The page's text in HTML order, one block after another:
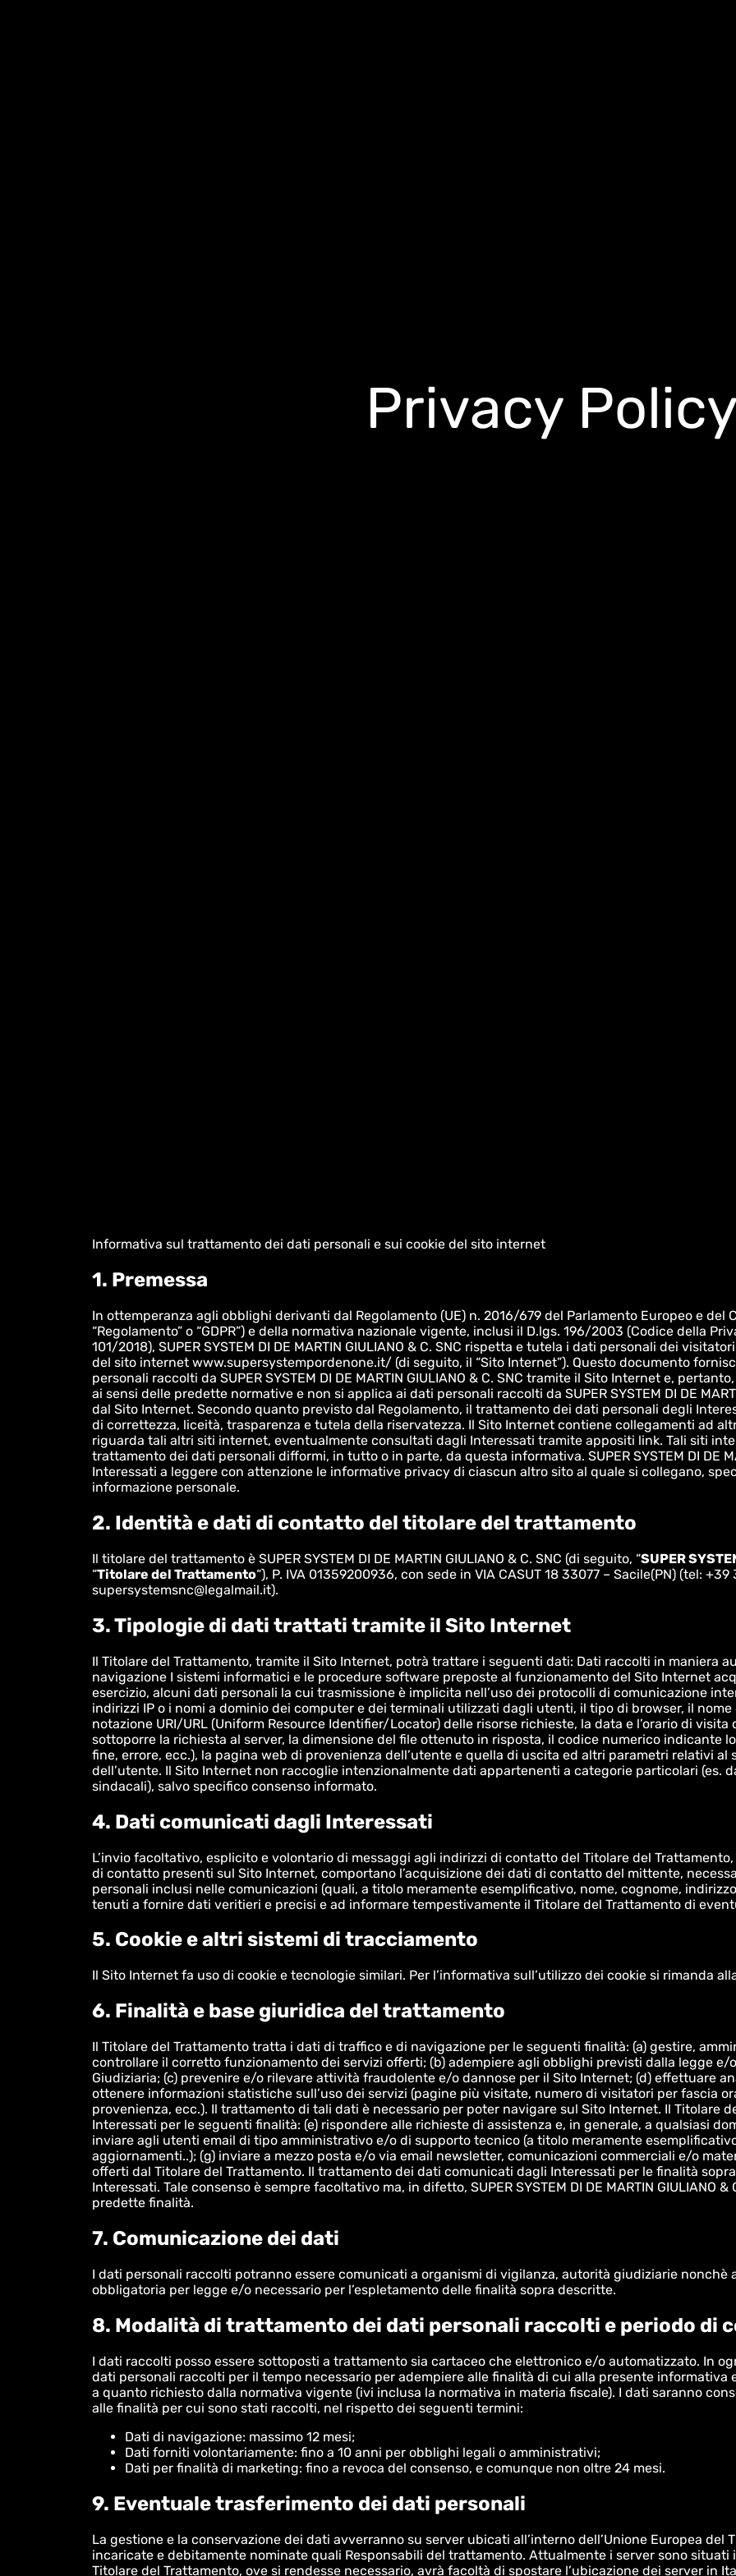
Privacy
Informativa sul trattamento dei dati personali e sui cookie del sito internet
1. Premessa
In ottemperanza agli obblighi derivanti dal Regolamento (UE) n. 2016/679 del Parlamento Europeo e del
“Regolamento” o “GDPR”) e della normativa nazionale vigente, inclusi il D.lgs. 196/2003 (Codice della
101/2018), SUPER SYSTEM DI DE MARTIN GIULIANO & C. SNC rispetta e tutela i dati personali dei
del sito internet www.supersystempordenone.it/ (di seguito, il “Sito Internet”). Questo documento
personali raccolti da SUPER SYSTEM DI DE MARTIN GIULIANO & C. SNC tramite il Sito Internet e,
ai sensi delle predette normative e non si applica ai dati personali raccolti da SUPER SYSTEM DI DE
dal Sito Internet. Secondo quanto previsto dal Regolamento, il trattamento dei dati personali degli
di correttezza, liceità, trasparenza e tutela della riservatezza. Il Sito Internet contiene collegamenti ad
riguarda tali altri siti internet, eventualmente consultati dagli Interessati tramite appositi link. Tali siti
trattamento dei dati personali difformi, in tutto o in parte, da questa informativa. SUPER SYSTEM DI DE
Interessati a leggere con attenzione le informative privacy di ciascun altro sito al quale si collegano,
informazione personale.
2. Identità e dati di contatto del titolare del trattamento
Il titolare del trattamento è SUPER SYSTEM DI DE MARTIN GIULIANO & C. SNC (di seguito, “SUPER
“Titolare del Trattamento“), P. IVA 01359200936, con sede in VIA CASUT 18 33077 – Sacile(PN) (tel:
supersystemsnc@legalmail.it).
3. Tipologie di dati trattati tramite il Sito Internet
Il Titolare del Trattamento, tramite il Sito Internet, potrà trattare i seguenti dati: Dati raccolti in maniera
navigazione I sistemi informatici e le procedure software preposte al funzionamento del Sito Internet
esercizio, alcuni dati personali la cui trasmissione è implicita nell’uso dei protocolli di comunicazione
indirizzi IP o i nomi a dominio dei computer e dei terminali utilizzati dagli utenti, il tipo di browser, il
notazione URI/URL (Uniform Resource Identifier/Locator) delle risorse richieste, la data e l’orario di
sottoporre la richiesta al server, la dimensione del file ottenuto in risposta, il codice numerico indicante
fine, errore, ecc.), la pagina web di provenienza dell’utente e quella di uscita ed altri parametri relativi al
dell’utente. Il Sito Internet non raccoglie intenzionalmente dati appartenenti a categorie particolari (es.
sindacali), salvo specifico consenso informato.
4. Dati comunicati dagli Interessati
L’invio facoltativo, esplicito e volontario di messaggi agli indirizzi di contatto del Titolare del
di contatto presenti sul Sito Internet, comportano l’acquisizione dei dati di contatto del mittente,
personali inclusi nelle comunicazioni (quali, a titolo meramente esemplificativo, nome, cognome,
tenuti a fornire dati veritieri e precisi e ad informare tempestivamente il Titolare del Trattamento di
5. Cookie e altri sistemi di tracciamento
Il Sito Internet fa uso di cookie e tecnologie similari. Per l’informativa sull’utilizzo dei cookie si rimanda
6. Finalità e base giuridica del trattamento
Il Titolare del Trattamento tratta i dati di traffico e di navigazione per le seguenti finalità: (a) gestire,
controllare il corretto funzionamento dei servizi offerti; (b) adempiere agli obblighi previsti dalla legge e/
Giudiziaria; (c) prevenire e/o rilevare attività fraudolente e/o dannose per il Sito Internet; (d) effettuare
ottenere informazioni statistiche sull’uso dei servizi (pagine più visitate, numero di visitatori per fascia
provenienza, ecc.). Il trattamento di tali dati è necessario per poter navigare sul Sito Internet. Il Titolare
Interessati per le seguenti finalità: (e) rispondere alle richieste di assistenza e, in generale, a qualsiasi
inviare agli utenti email di tipo amministrativo e/o di supporto tecnico (a titolo meramente
aggiornamenti..); (g) inviare a mezzo posta e/o via email newsletter, comunicazioni commerciali e/o
offerti dal Titolare del Trattamento. Il trattamento dei dati comunicati dagli Interessati per le finalità
Interessati. Tale consenso è sempre facoltativo ma, in difetto, SUPER SYSTEM DI DE MARTIN GIULIANO
predette finalità.
7. Comunicazione dei dati
I dati personali raccolti potranno essere comunicati a organismi di vigilanza, autorità giudiziarie
obbligatoria per legge e/o necessario per l’espletamento delle finalità sopra descritte.
8. Modalità di trattamento dei dati personali raccolti e periodo di
I dati raccolti posso essere sottoposti a trattamento sia cartaceo che elettronico e/o automatizzato. In
dati personali raccolti per il tempo necessario per adempiere alle finalità di cui alla presente informativa
a quanto richiesto dalla normativa vigente (ivi inclusa la normativa in materia fiscale). I dati saranno
alle finalità per cui sono stati raccolti, nel rispetto dei seguenti termini:
Dati di navigazione: massimo 12 mesi;
Dati forniti volontariamente: fino a 10 anni per obblighi legali o amministrativi;
Dati per finalità di marketing: fino a revoca del consenso, e comunque non oltre 24 mesi.
9. Eventuale trasferimento dei dati personali
La gestione e la conservazione dei dati avverranno su server ubicati all’interno dell’Unione Europea
incaricate e debitamente nominate quali Responsabili del trattamento. Attualmente i server sono situati
Titolare del Trattamento, ove si rendesse necessario, avrà facoltà di spostare l’ubicazione dei server in